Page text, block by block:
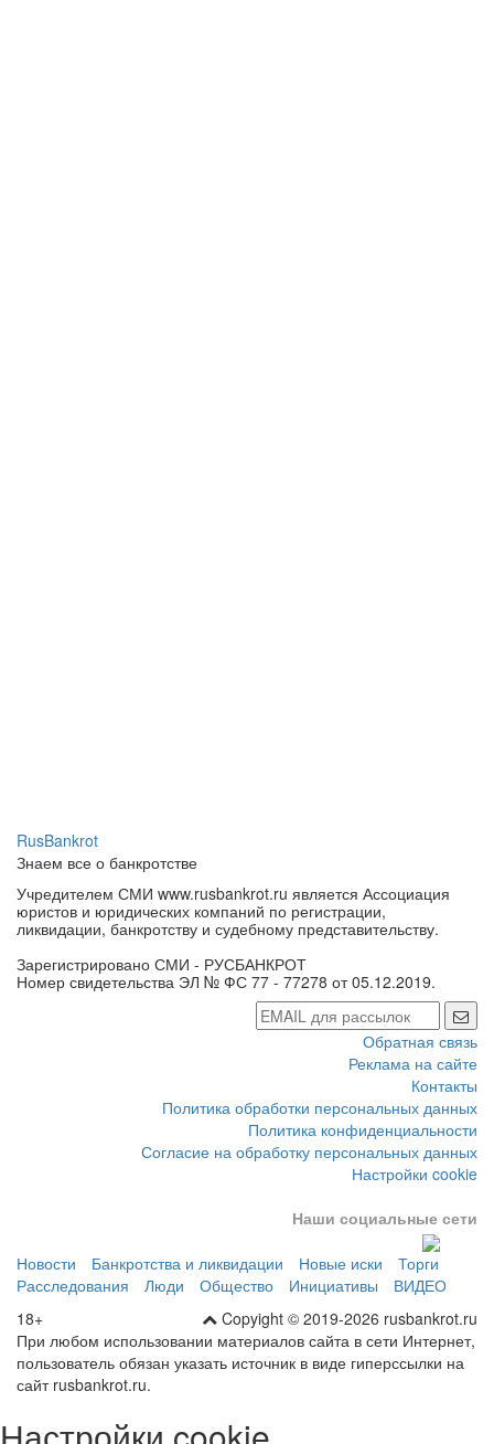
RusBankrot
Знаем все о банкротстве
Учредителем СМИ www.rusbankrot.ru является Ассоциация
юристов и юридических компаний по регистрации,
ликвидации, банкротству и судебному представительству.
Зарегистрировано СМИ - РУСБАНКРОТ
Номер свидетельства ЭЛ № ФС 77 - 77278 от 05.12.2019.
Обратная связь
Реклама на сайте
Контакты
Политика обработки персональных данных
Политика конфиденциальности
Согласие на обработку персональных данных
Настройки cookie
Наши социальные сети
Новости Банкротства и ликвидации Новые иски
Торги
Расследования
Люди Общество Инициативы
ВИДЕО
Copyight © 2019-2026 rusbankrot.ru
18+
При любом использовании материалов сайта в сети Интернет,
пользователь обязан указать источник в виде гиперссылки на
сайт rusbankrot.ru.